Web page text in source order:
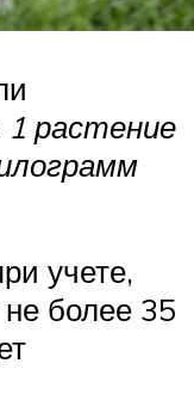
1 растение
учете,
не более 35